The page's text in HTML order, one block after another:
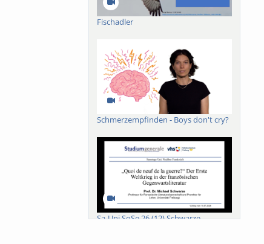
Fischadler
Schmerzempfinden - Boys don't cry?
Sa-Uni SoSe 26 (12) Schwarze